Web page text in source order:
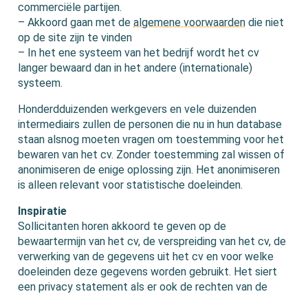
commerciële partijen.
– Akkoord gaan met dealgemene voorwaarden die niet
op de site zijn te vinden
– In het ene systeem van het bedrijf wordt het cv
langer bewaard dan in het andere (internationale)
systeem.
Honderdduizenden werkgevers en vele duizenden
intermediairs zullen de personen die nu in hun database
staan alsnog moeten vragen om toestemming voor het
bewaren van het cv. Zonder toestemming zal wissen of
anonimiseren de enige oplossing zijn. Het anonimiseren
is alleen relevant voor statistische doeleinden.
Inspiratie
Sollicitanten horen akkoord te geven op de
bewaartermijn van het cv, de verspreiding van het cv, de
verwerking van de gegevens uit het cv en voor welke
doeleinden deze gegevens worden gebruikt. Het siert
een privacy statement als er ook de rechten van de